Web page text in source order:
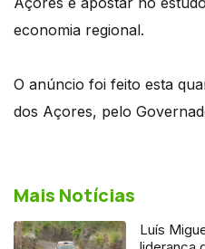
economia regional.
O anúncio foi feito esta
dos Açores, pelo
Mais Notícias
Luís